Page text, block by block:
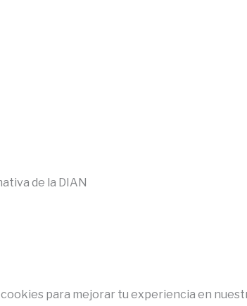
de la DIAN
cookies para mejorar tu experiencia en